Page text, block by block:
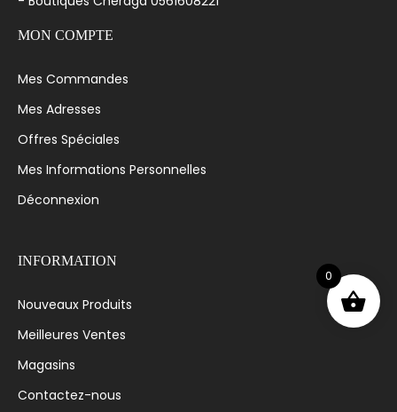
MON COMPTE
Mes Commandes
Mes Adresses
Offres Spéciales
Mes Informations Personnelles
Déconnexion
INFORMATION
Nouveaux Produits
Meilleures Ventes
Magasins
Contactez-nous
0